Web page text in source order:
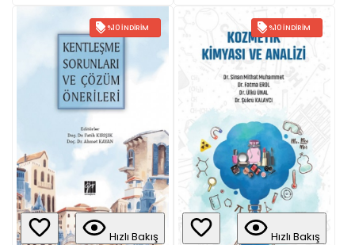
%10 İNDIRIM
Hızlı Bakış
%10 İNDIRIM
Hızlı Bakış